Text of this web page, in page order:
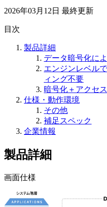
2026年03月12日 最終更新
目次
製品詳細
データ暗号化に
エンジンレベル
ィング不要
暗号化＋アクセ
仕様・動作環境
その他
補足スペック
企業情報
製品詳細
画面仕様